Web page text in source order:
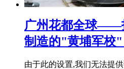
广州花都全球——
制造的"黄埔军校
由于此的设置,我们无法提